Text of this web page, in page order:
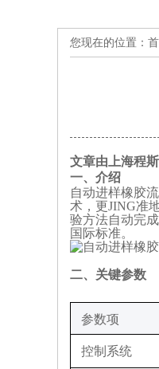
您现在的位置：
文章由上海程
‌一、 介绍
自动进样橡胶
术，更JING准
验方法自动完
国际标准。
‌二、关键参数
‌参数项‌
控制系统